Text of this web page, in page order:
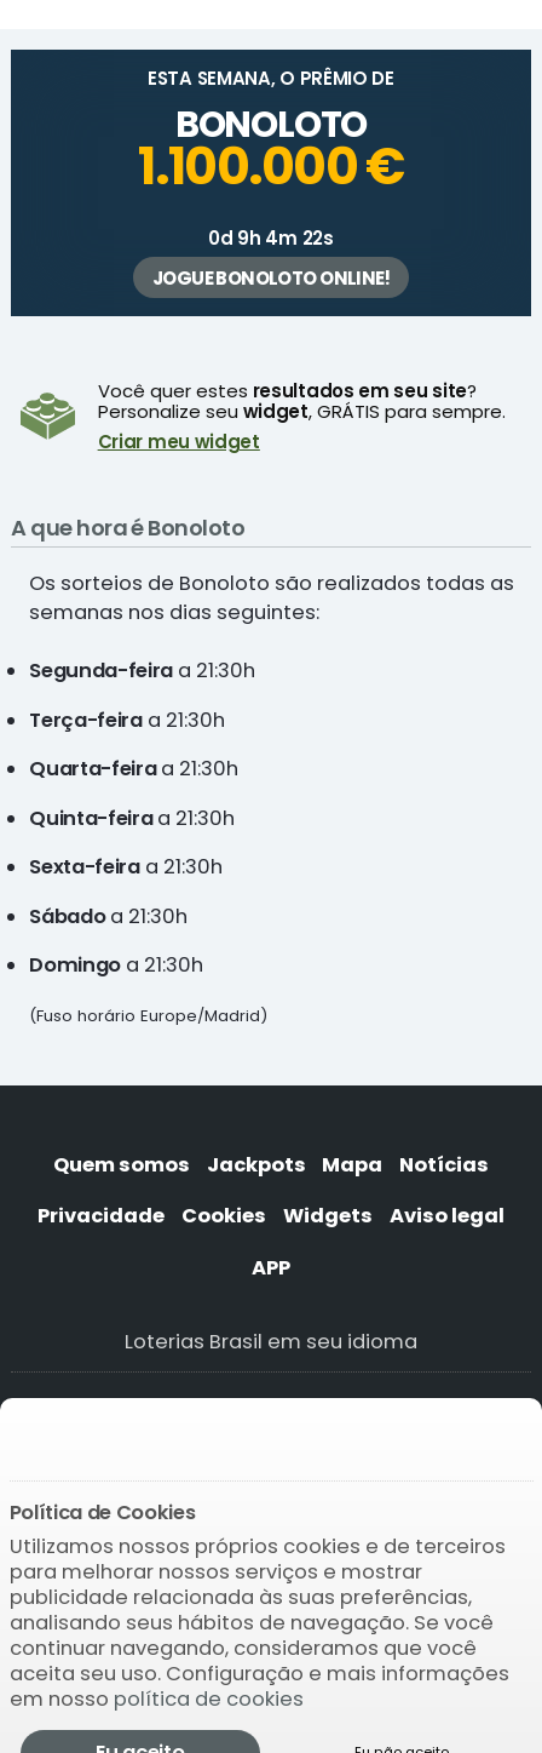
ESTA SEMANA, O PRÊMIO DE
BONOLOTO
1.100.000 €
0d 9h 4m 22s
JOGUE BONOLOTO ONLINE!
Você quer estes resultados em seu site?
Personalize seu widget, GRÁTIS para sempre.
Criar meu widget
A que hora é Bonoloto
Os sorteios de Bonoloto são realizados todas as
semanas nos dias seguintes:
Segunda-feira a 21:30h
Terça-feiraa 21:30h
Quarta-feiraa 21:30h
Quinta-feiraa 21:30h
Sexta-feiraa 21:30h
Sábadoa 21:30h
Domingo a 21:30h
(Fuso horário Europe/Madrid)
Quem somos Jackpots Mapa
Notícias
Privacidade
Cookies Widgets
Aviso legal
APP
Loterias Brasil em seu idioma
Bonoloto Bonoloto Bonoloto
Bonoloto
Baixar o APP
Política de Cookies
Utilizamos nossos próprios cookies e de terceiros
para melhorar nossos serviços e mostrar
publicidade relacionada às suas preferências,
analisando seus hábitos de navegação. Se você
continuar navegando, consideramos que você
aceita seu uso. Configuração e mais informações
em nosso política de cookies